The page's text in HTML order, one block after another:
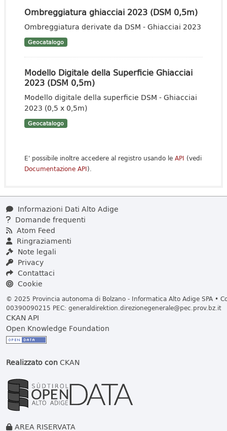
Ombreggiatura ghiacciai 2023 (DSM 0,5m)
Ombreggiatura derivate da DSM - Ghiacciai 2023
Geocatalogo
Modello Digitale della Superficie Ghiacciai
2023 (DSM 0,5m)
Modello digitale della superficie DSM - Ghiacciai
2023 (0,5 x 0,5m)
Geocatalogo
E' possibile inoltre accedere al registro usando le API (vedi
Documentazione API).
Informazioni Dati Alto Adige
Domande frequenti
Atom Feed
Ringraziamenti
Note legali
Privacy
Contattaci
Cookie
© 2025 Provincia autonoma di Bolzano - Informatica Alto Adige SPA •
00390090215 PEC: generaldirektion.direzionegenerale@pec.prov.bz.it
CKAN API
Open Knowledge Foundation
Realizzato conCKAN
AREA RISERVATA